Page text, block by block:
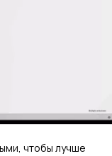
чтобы лучше